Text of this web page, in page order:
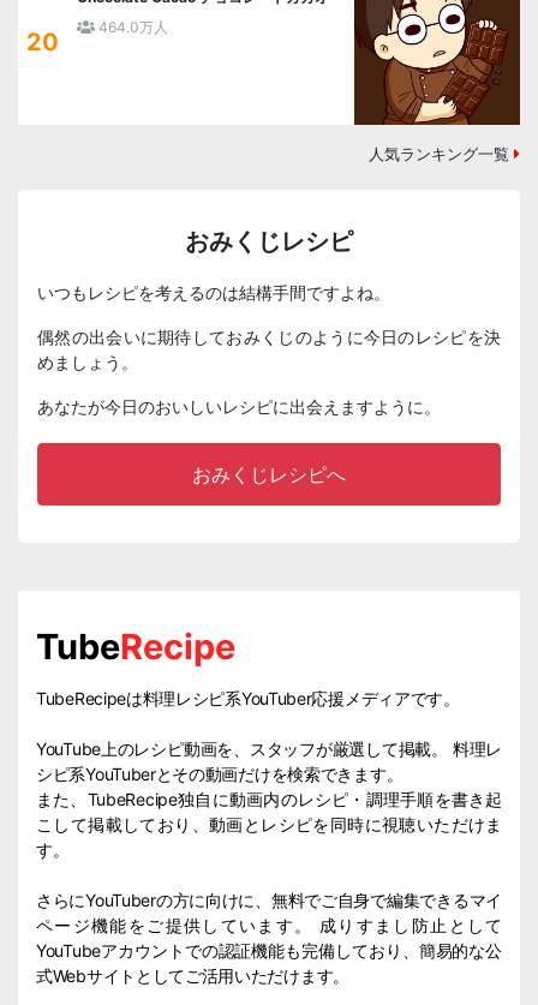
20
464.0万人
人気ランキング一覧
おみくじレシピ
いつもレシピを考えるのは結構手間ですよね。
偶然の出会いに期待しておみくじのように今日のレシピを決
めましょう。
あなたが今日のおいしいレシピに出会えますように。
おみくじレシピへ
TubeRecipe
TubeRecipeは料理レシピ系YouTuber応援メディアです。
YouTube上のレシピ動画を、スタッフが厳選して掲載。 料理レ
シピ系YouTuberとその動画だけを検索できます。
また、TubeRecipe独自に動画内のレシピ・調理手順を書き起
こして掲載しており、動画とレシピを同時に視聴いただけま
す。
さらにYouTuberの方に向けに、無料でご自身で編集できるマイ
ページ機能をご提供しています。 成りすまし防止として
YouTubeアカウントでの認証機能も完備しており、簡易的な公
式Webサイトとしてご活用いただけます。